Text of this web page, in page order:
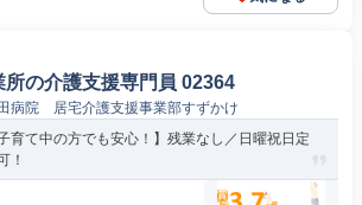
所の介護支援専門員 02364
病院 居宅介護支援事業部すずかけ
育て中の方でも安心！】残業なし／日曜祝日定
！